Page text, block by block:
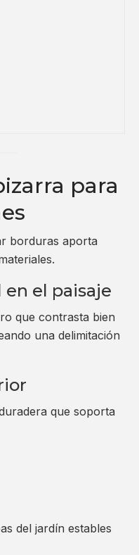
para
borduras aporta
el paisaje
que contrasta bien
una delimitación
que soporta
del jardín estables